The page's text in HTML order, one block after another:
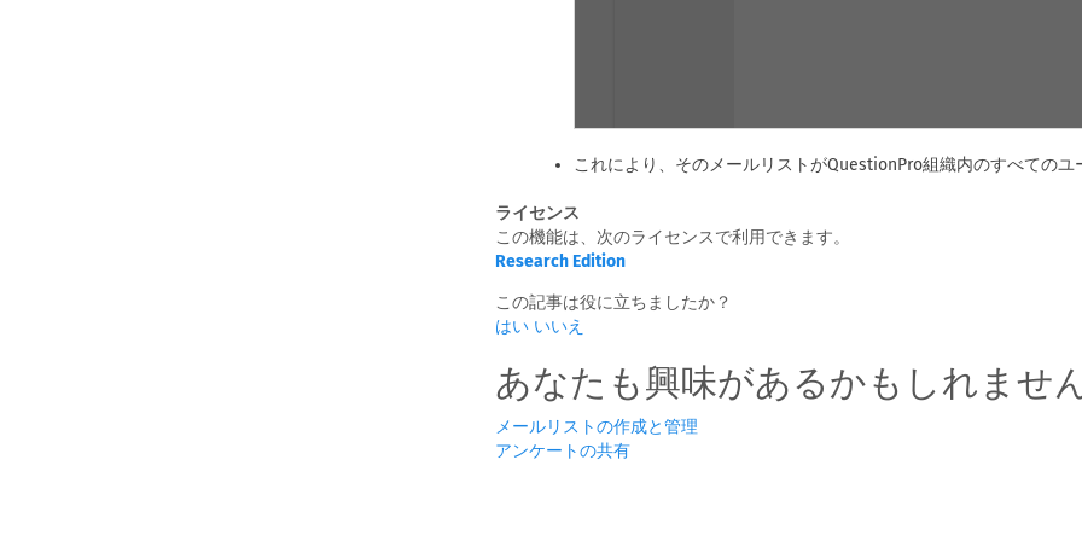
これにより、そのメールリストがQuestionPro組織内のすべてのユ
ライセンス
この機能は、次のライセンスで利用できます。
Research Edition
この記事は役に立ちましたか？
はい いいえ
あなたも興味があるかもしれませ
メールリストの作成と管理
アンケートの共有